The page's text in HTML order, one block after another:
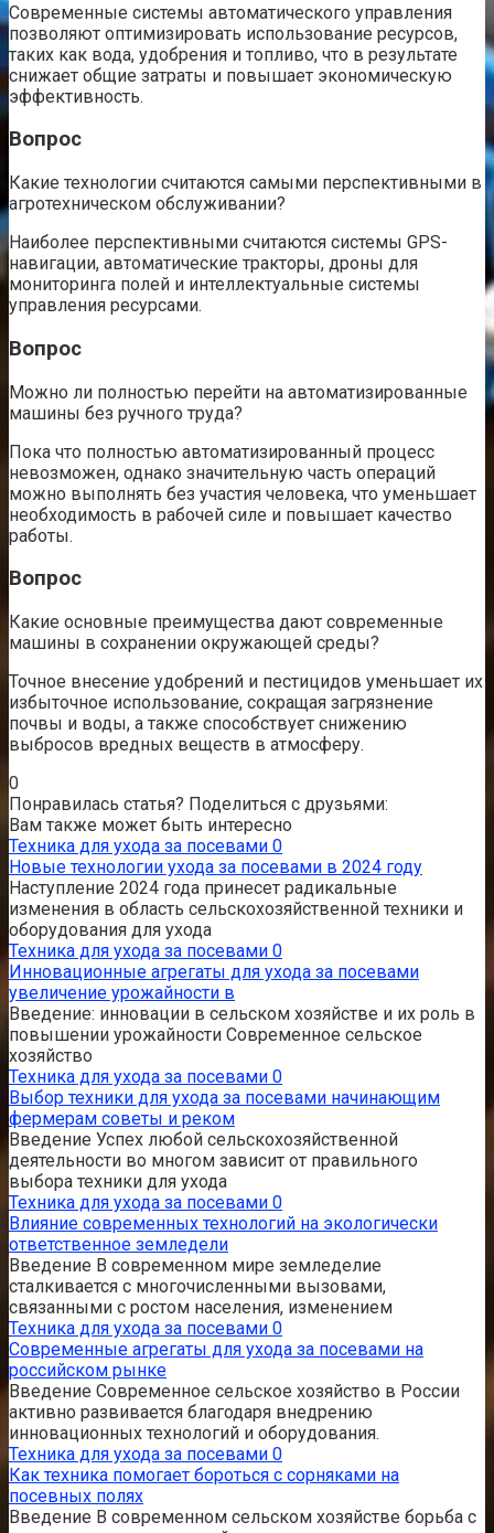
Современные системы автоматического управления
позволяют оптимизировать использование ресурсов,
таких как вода, удобрения и топливо, что в результате
снижает общие затраты и повышает экономическую
эффективность.
Вопрос
Какие технологии считаются самыми перспективными в
агротехническом обслуживании?
Наиболее перспективными считаются системы GPS-
навигации, автоматические тракторы, дроны для
мониторинга полей и интеллектуальные системы
управления ресурсами.
Вопрос
Можно ли полностью перейти на автоматизированные
машины без ручного труда?
Пока что полностью автоматизированный процесс
невозможен, однако значительную часть операций
можно выполнять без участия человека, что уменьшает
необходимость в рабочей силе и повышает качество
работы.
Вопрос
Какие основные преимущества дают современные
машины в сохранении окружающей среды?
Точное внесение удобрений и пестицидов уменьшает их
избыточное использование, сокращая загрязнение
почвы и воды, а также способствует снижению
выбросов вредных веществ в атмосферу.
0
Понравилась статья? Поделиться с друзьями:
Вам также может быть интересно
Техника для ухода за посевами 0
Новые технологии ухода за посевами в 2024 году
Наступление 2024 года принесет радикальные
изменения в область сельскохозяйственной техники и
оборудования для ухода
Техника для ухода за посевами 0
Инновационные агрегаты для ухода за посевами
увеличение урожайности в
Введение: инновации в сельском хозяйстве и их роль в
повышении урожайности Современное сельское
хозяйство
Техника для ухода за посевами 0
Выбор техники для ухода за посевами начинающим
фермерам советы и реком
Введение Успех любой сельскохозяйственной
деятельности во многом зависит от правильного
выбора техники для ухода
Техника для ухода за посевами 0
Влияние современных технологий на экологически
ответственное земледели
Введение В современном мире земледелие
сталкивается с многочисленными вызовами,
связанными с ростом населения, изменением
Техника для ухода за посевами 0
Современные агрегаты для ухода за посевами на
российском рынке
Введение Современное сельское хозяйство в России
активно развивается благодаря внедрению
инновационных технологий и оборудования.
Техника для ухода за посевами 0
Как техника помогает бороться с сорняками на
посевных полях
Введение В современном сельском хозяйстве борьба с